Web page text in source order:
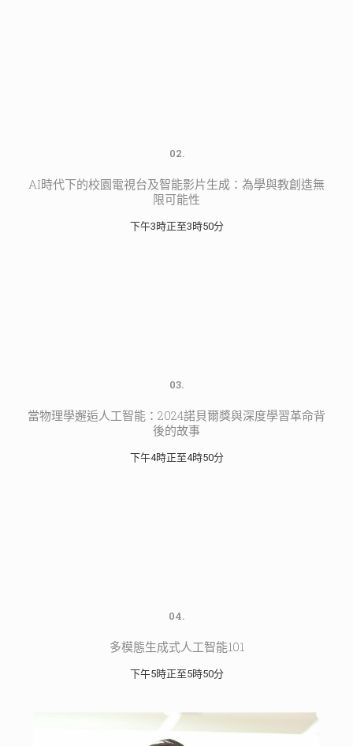
02.
AI時代下的校園電視台及智能影片生成：為學與教創造無
限可能性
下午3時正至3時50分
03.
當物理學邂逅人工智能：2024諾貝爾獎與深度學習革命背
後的故事
下午4時正至4時50分
04.
多模態生成式人工智能101
下午5時正至5時50分